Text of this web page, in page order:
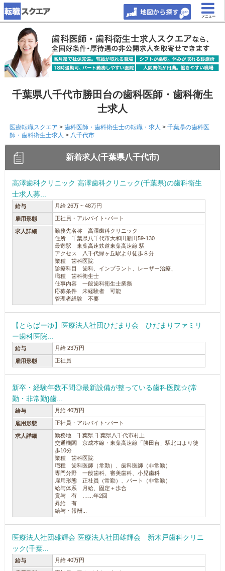
メニュー
千葉県八千代市勝田台の歯科医師・歯科衛生
士求人
医療転職スクエア > 歯科医師・歯科衛生士の転職・求人 > 千葉県の歯科医
師・歯科衛生士求人 > 八千代市
新着求人(千葉県八千代市)
高澤歯科クリニック 高澤歯科クリニック(千葉県)の歯科衛生
士求人募...
給与 月給 26万 ~ 48万円
雇用形態 正社員・アルバイト･パート
求人詳細
勤務先名称 高澤歯科クリニック
住所 千葉県八千代市大和田新田59-130
最寄駅 東葉高速鉄道東葉高速線 駅
アクセス 八千代緑ヶ丘駅より徒歩８分
業種 歯科医院
診療科目 歯科、インプラント、レーザー治療、
職種 歯科衛生士
仕事内容 一般歯科衛生士業務
応募条件 未経験者 可能
管理者経験 不要
【とらばーゆ】医療法人社団ひだまり会 ひだまりファミリ
ー歯科医院...
給与 月給 23万円
雇用形態 正社員
新卒・経験年数不問◎最新設備が整っている歯科医院☆{常
勤・非常勤}歯...
給与 月給 40万円
雇用形態 正社員・アルバイト･パート
求人詳細
勤務地 千葉県 千葉県八千代市村上
交通機関 京成本線・東葉高速線「勝田台」駅北口より徒
歩10分
業種 歯科医院
職種 歯科医師（常勤）、歯科医師（非常勤）
専門分野 一般歯科、審美歯科、小児歯科
雇用形態 正社員（常勤）、パート（非常勤）
給与体系 月給、固定＋歩合
賞与 有 ……年2回
昇給 有
給与・報酬...
医療法人社団雄輝会 医療法人社団雄輝会 新木戸歯科クリニ
ック(千葉...
給与 月給 40万円